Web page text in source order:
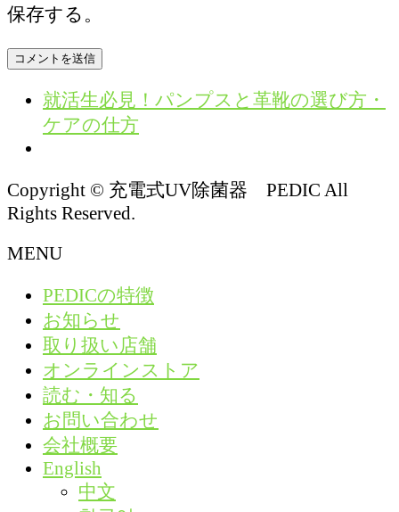
保存する。
就活生必見！パンプスと革靴の選び方・
ケアの仕方
Copyright © 充電式UV除菌器 PEDIC All
Rights Reserved.
MENU
PEDICの特徴
お知らせ
取り扱い店舗
オンラインストア
読む・知る
お問い合わせ
会社概要
English
中文